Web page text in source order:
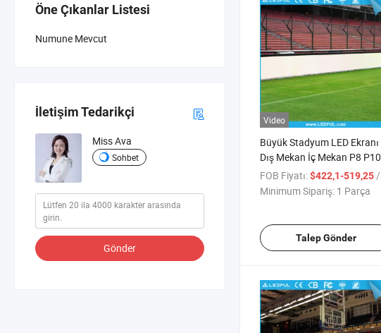
Öne Çıkanlar Listesi
Numune Mevcut
İletişim Tedarikçi
Miss Ava
Sohbet
Gönder
Video
Büyük Stadyum LED Ekranı
Dış Mekan İç Mekan P8 P10
Futbol LED Çevre Ekranları
FOB Fiyatı:$422,1-519,25 / Parça
Minimum Sipariş: 1 Parça
Talep Gönder